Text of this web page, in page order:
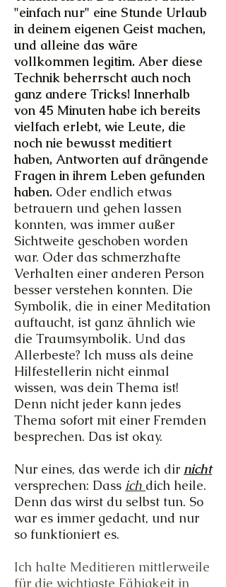
"einfach nur" eine Stunde Urlaub
in deinem eigenen Geist machen,
und alleine das wäre
vollkommen legitim. Aber diese
Technik beherrscht auch noch
ganz andere Tricks! Innerhalb
von 45 Minuten habe ich bereits
vielfach erlebt, wie Leute, die
noch nie bewusst meditiert
haben, Antworten auf drängende
Fragen in ihrem Leben gefunden
haben. Oder endlich etwas
betrauern und gehen lassen
konnten, was immer außer
Sichtweite geschoben worden
war. Oder das schmerzhafte
Verhalten einer anderen Person
besser verstehen konnten. Die
Symbolik, die in einer Meditation
auftaucht, ist ganz ähnlich wie
die Traumsymbolik. Und das
Allerbeste? Ich muss als deine
Hilfestellerin nicht einmal
wissen, was dein Thema ist!
Denn nicht jeder kann jedes
Thema sofort mit einer Fremden
besprechen. Das ist okay.
Nur eines, das werde ich dir nicht
versprechen: Dass ich dich heile.
Denn das wirst du selbst tun. So
war es immer gedacht, und nur
so funktioniert es.
Ich halte Meditieren mittlerweile
für die wichtigste Fähigkeit in